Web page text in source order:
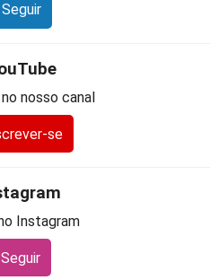
Seguir
nosso canal
se
Instagram
Seguir